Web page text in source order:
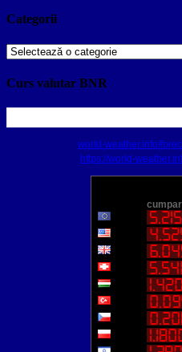
Categorii
Categorii
Curs valutar BNR
world-weather.info/
https://world-